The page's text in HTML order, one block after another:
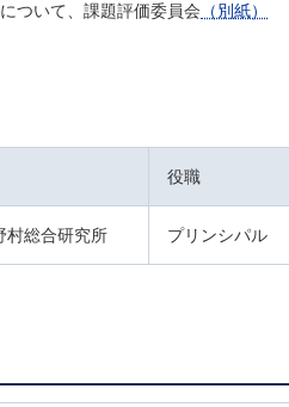
ついて、課題評価委員会 （別紙）
役職
村総合研究所 プリンシパル